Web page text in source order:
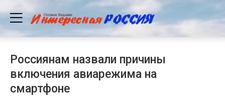
Россиянам назвали причины
включения авиарежима на
смартфоне